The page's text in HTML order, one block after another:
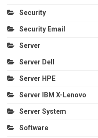
Security
Security Email
Server
Server Dell
Server HPE
Server IBM X-Lenovo
Server System
Software